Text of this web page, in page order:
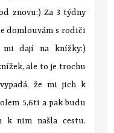
znovu:) Za 3 týdny
domlouvám s rodiči
mi dají na knížky:)
ale to je trochu
že mi jich k
5,6ti a pak budu
k nim našla cestu.